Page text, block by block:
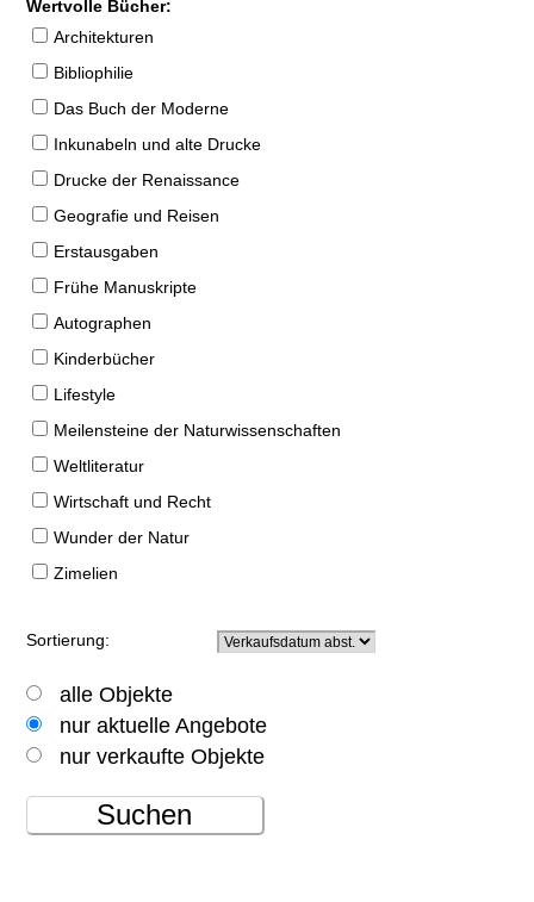
Wertvolle Bücher:
Architekturen
Bibliophilie
Das Buch der Moderne
Inkunabeln und alte Drucke
Drucke der Renaissance
Geografie und Reisen
Erstausgaben
Frühe Manuskripte
Autographen
Kinderbücher
Lifestyle
Meilensteine der Naturwissenschaften
Weltliteratur
Wirtschaft und Recht
Wunder der Natur
Zimelien
Sortierung:
alle Objekte
nur aktuelle Angebote
nur verkaufte Objekte
Suchen